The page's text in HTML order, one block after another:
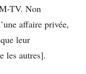
TV. Non
affaire privée,
leur
les autres].